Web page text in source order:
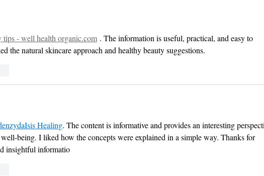
の出演
tips - well health organic.com . The information is useful, practical, and easy to
the natural skincare approach and healthy beauty suggestions.
Healing. The content is informative and provides an interesting
being. I liked how the concepts were explained in a simple way. Thanks for
insightful informatio